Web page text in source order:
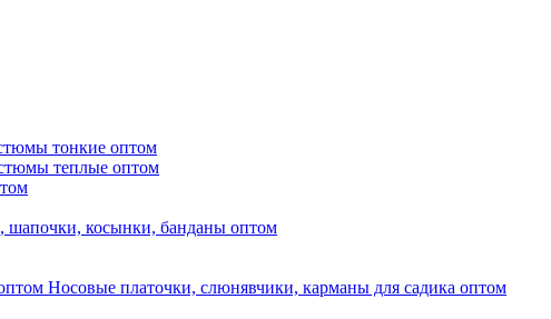
тонкие оптом
теплые оптом
шапочки, косынки, банданы оптом
Носовые платочки, слюнявчики, карманы для садика оптом